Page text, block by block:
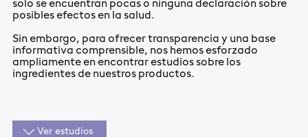
solo se encuentran pocas o ninguna declaración sobre
posibles efectos en la salud.
Sin embargo, para ofrecer transparencia y una base
informativa comprensible, nos hemos esforzado
ampliamente en encontrar estudios sobre los
ingredientes de nuestros productos.
Ver estudios